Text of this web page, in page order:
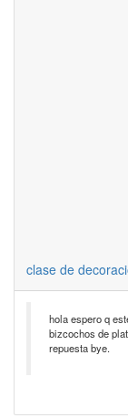
clase de
hola espero q
bizcochos de
repuesta bye.